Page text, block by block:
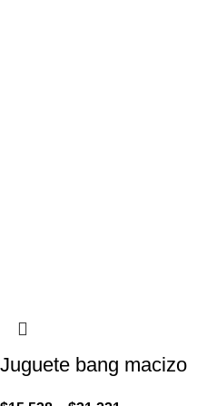
Juguete bang macizo